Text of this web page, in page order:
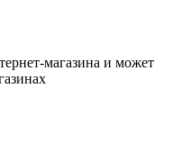
магазина и может